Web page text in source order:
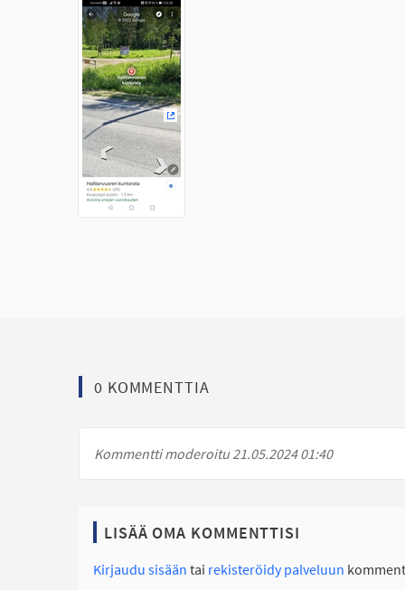
(Ulkoinen linkki)
0 KOMMENTTIA
Kommentti moderoitu 21.05.2024 01:40
LISÄÄ OMA KOMMENTTISI
Kirjaudu sisään tai rekisteröidy palveluun